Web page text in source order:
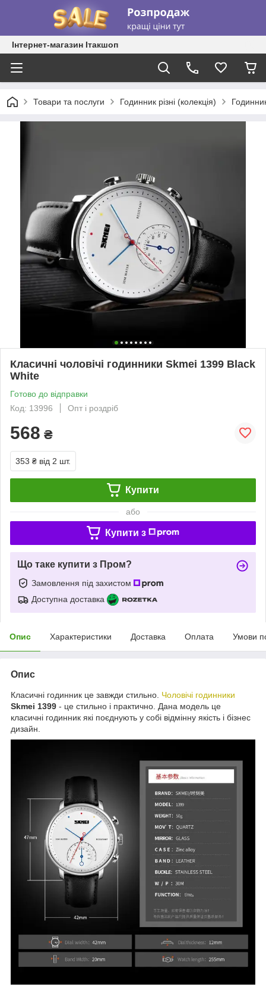
Інтернет-магазин Ітакшоп
Товари та послуги Годинник різні (колекція)
Класичні чоловічі годинники Skmei 1399 Black
White
Готово до відправки
Код: 13996
Опт і роздріб
568 ₴
353 ₴ від 2 шт.
Купити
або
Купити з
Що таке купити з Пром?
Замовлення під захистом
Доступна доставка
Опис Характеристики Доставка Оплата Умови
Опис
Класичні годинник це завжди стильно. Чоловічі годинники
Skmei 1399 - це стильно і практично. Дана модель це
класичні годинник які поєднують у собі відмінну якість і бізнес
дизайн.